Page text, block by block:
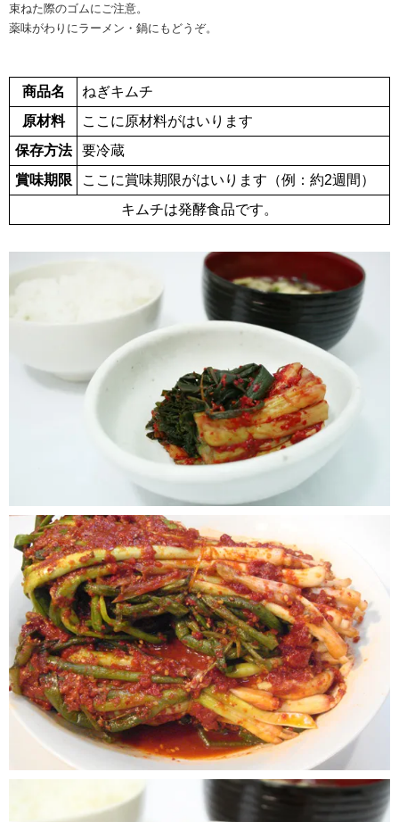
束ねた際のゴムにご注意。
薬味がわりにラーメン・鍋にもどうぞ。
商品名
ねぎキムチ
原材料
ここに原材料がはいります
保存方法
要冷蔵
賞味期限
ここに賞味期限がはいります（例：約2週間）
キムチは発酵食品です。